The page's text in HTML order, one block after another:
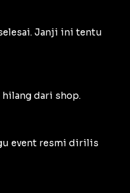
Janji ini tentu
hilang dari shop.
event resmi dirilis